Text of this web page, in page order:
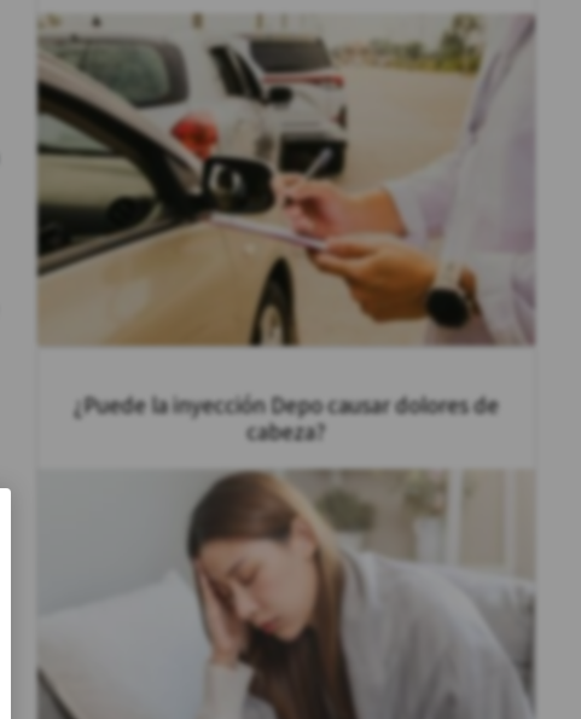
¿Puede la inyección Depo causar dolores de
cabeza?